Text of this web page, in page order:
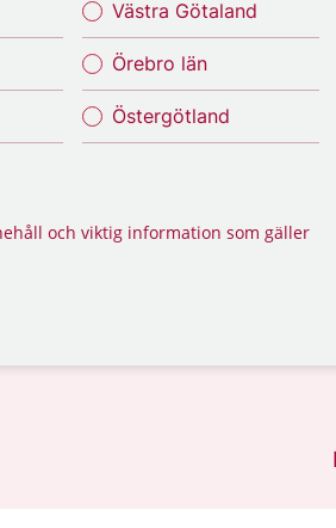
Västra Götaland
Örebro län
Östergötland
och viktig information som gäller